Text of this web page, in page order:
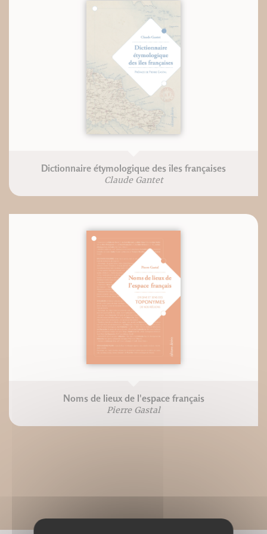
Dictionnaire étymologique des îles françaises
Claude Gantet
Noms de lieux de l'espace français
Pierre Gastal